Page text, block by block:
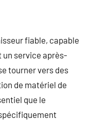
fiable, capable
un service après-
tourner vers des
de matériel de
que le